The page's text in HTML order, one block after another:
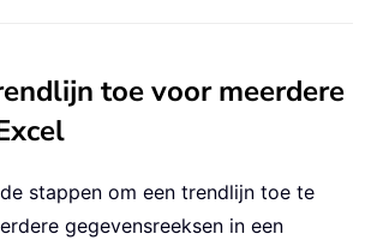
toe voor meerdere
stappen om een trendlijn toe te
gegevensreeksen in een